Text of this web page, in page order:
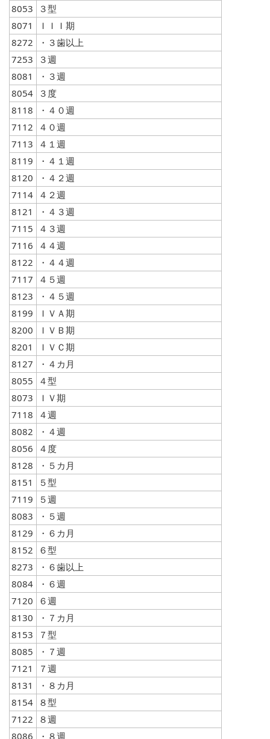
8053
３型
8071
ＩＩＩ期
8272
・３歯以上
7253
３週
8081
・３週
8054 ３度
8118
・４０週
7112
４０週
7113
４１週
8119
・４１週
8120
・４２週
7114 ４２週
8121
・４３週
7115
４３週
7116
４４週
8122
・４４週
7117
４５週
8123
・４５週
8199
ＩＶＡ期
8200
ＩＶＢ期
8201
ＩＶＣ期
8127
・４カ月
8055
４型
8073
ＩＶ期
7118
４週
8082
・４週
8056
４度
8128
・５カ月
8151
５型
7119
５週
8083
・５週
8129
・６カ月
8152
６型
8273
・６歯以上
8084
・６週
7120
６週
8130
・７カ月
8153
７型
8085
・７週
7121
７週
8131
・８カ月
8154 ８型
7122
８週
8086
・８週